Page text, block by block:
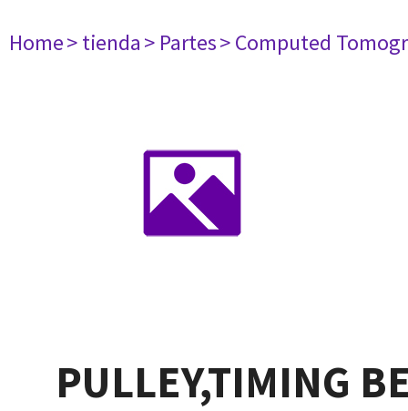
Home> tienda> Partes> Computed
PULLEY,TIMING